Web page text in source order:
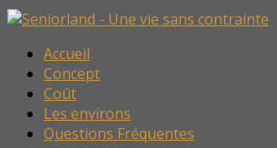
Accueil
Concept
Coût
Les environs
Questions Fréquentes